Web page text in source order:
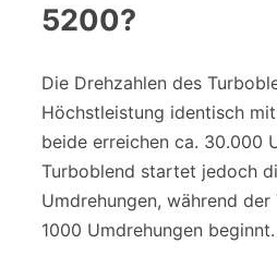
5200?
Die Drehzahlen des
Höchstleistung identisch
beide erreichen ca. 30.000
Turboblend startet jedoch
Umdrehungen, während
1000 Umdrehungen beginnt.